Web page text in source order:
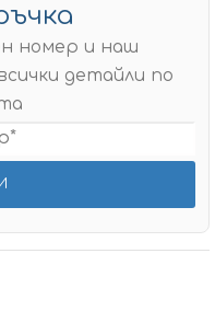
номер и наш
детайли по